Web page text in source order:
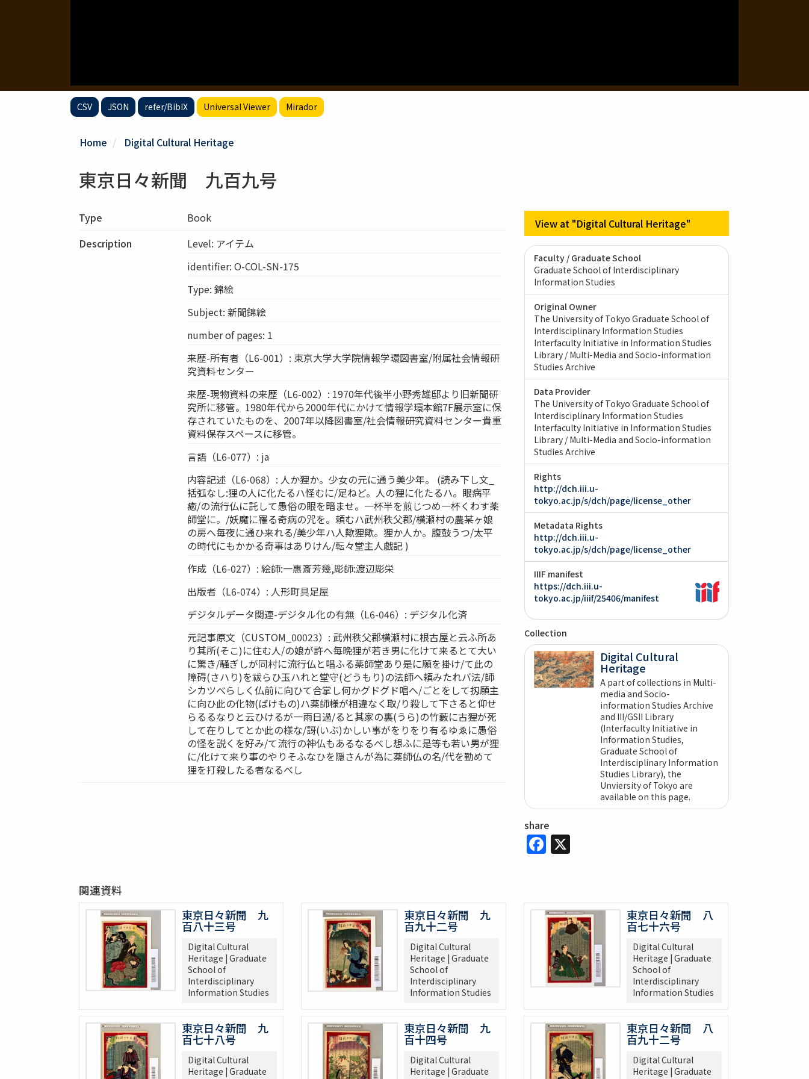
CSV JSON refer/BibIX Universal Viewer Mirador
Home Digital Cultural Heritage
東京日々新聞 九百九号
Type
Book
Description
Level: アイテム
identifier: O-COL-SN-175
Type: 錦絵
Subject: 新聞錦絵
number of pages: 1
来歴-所有者（L6-001）: 東京大学大学院情報学環図書室/附属社会情報研
究資料センター
来歴-現物資料の来歴（L6-002）: 1970年代後半小野秀雄邸より旧新聞研
究所に移管。1980年代から2000年代にかけて情報学環本館7F展示室に保
存されていたものを、2007年以降図書室/社会情報研究資料センター貴重
資料保存スペースに移管。
言語（L6-077）: ja
内容記述（L6-068）: 人か狸か。少女の元に通う美少年。 (読み下し文_
括弧なし:狸の人に化たるハ怪むに/足ねど。人の狸に化たるハ。眼病平
癒/の流行仏に託して愚俗の眼を暗ませ。一杯半を煎じつめ一杯くわす薬
師堂に。/妖魔に罹る奇病の咒を。頼むハ武州秩父郡/横瀬村の農某ヶ娘
の房へ毎夜に通ひ来れる/美少年ハ人歟狸歟。狸か人か。腹鼓うつ/太平
の時代にもかかる奇事はありけん/転々堂主人戯記 )
作成（L6-027）: 絵師:一惠斎芳幾,彫師:渡辺彫栄
出版者（L6-074）: 人形町具足屋
デジタルデータ関連-デジタル化の有無（L6-046）: デジタル化済
元記事原文（CUSTOM_00023）: 武州秩父郡横瀬村に根古屋と云ふ所あ
り其所(そこ)に住む人/の娘が許へ毎晩狸が若き男に化けて来るとて大い
に驚き/騒ぎしが同村に流行仏と唱ふる薬師堂あり是に願を掛け/て此の
障碍(さハり)を祓らひ玉ハれと堂守(どうもり)の法師へ頼みたれバ法/師
シカツべらしく仏前に向ひて合掌し何かグドグド唱へ/ごとをして扨願主
に向ひ此の化物(ばけもの)ハ薬師様が相違なく取/り殺して下さると仰せ
らるるなりと云ひけるが一雨日過/ると其家の裏(うら)の竹藪に古狸が死
して在りしてとか此の様な/訝(いぶ)かしい事がをりをり有るゆゑに愚俗
の怪を説くを好み/て流行の神仏もあるなるべし想ふに是等も若い男が狸
に/化けて来り事のやりそふなひを隠さんが為に薬師仏の名/代を勤めて
狸を打殺したる者なるべし
View at "Digital Cultural Heritage"
Faculty / Graduate School
Graduate School of Interdisciplinary
Information Studies
Original Owner
The University of Tokyo Graduate School of
Interdisciplinary Information Studies
Interfaculty Initiative in Information Studies
Library / Multi-Media and Socio-information
Studies Archive
Data Provider
The University of Tokyo Graduate School of
Interdisciplinary Information Studies
Interfaculty Initiative in Information Studies
Library / Multi-Media and Socio-information
Studies Archive
Rights
http://dch.iii.u-
tokyo.ac.jp/s/dch/page/license_other
Metadata Rights
http://dch.iii.u-
tokyo.ac.jp/s/dch/page/license_other
IIIF manifest
https://dch.iii.u-
tokyo.ac.jp/iiif/25406/manifest
Collection
Digital Cultural
Heritage
A part of collections in Multi-
media and Socio-
information Studies Archive
and III/GSII Library
(Interfaculty Initiative in
Information Studies,
Graduate School of
Interdisciplinary Information
Studies Library), the
Unviersity of Tokyo are
available on this page.
share
Facebook
X
関連資料
東京日々新聞 九
百八十三号
Digital Cultural
Heritage | Graduate
School of
Interdisciplinary
Information Studies
東京日々新聞 九
百九十二号
Digital Cultural
Heritage | Graduate
School of
Interdisciplinary
Information Studies
東京日々新聞 八
百七十六号
Digital Cultural
Heritage | Graduate
School of
Interdisciplinary
Information Studies
東京日々新聞 九
百七十八号
Digital Cultural
Heritage | Graduate
東京日々新聞 九
百十四号
Digital Cultural
Heritage | Graduate
東京日々新聞 八
百九十二号
Digital Cultural
Heritage | Graduate